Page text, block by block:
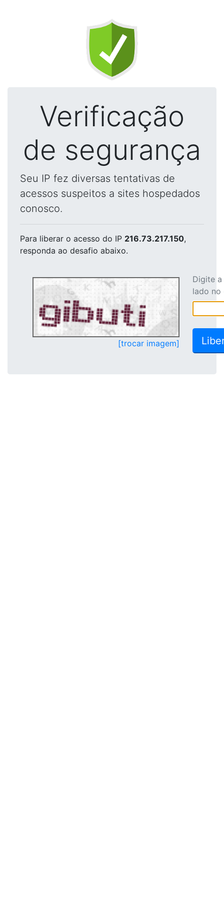
Verificação
de segurança
Seu IP fez diversas tentativas de
acessos suspeitos a sites hospedados
conosco.
Para liberar o acesso do IP 216.73.217.150,
responda ao desafio abaixo.
[trocar imagem]
Digite
lado no